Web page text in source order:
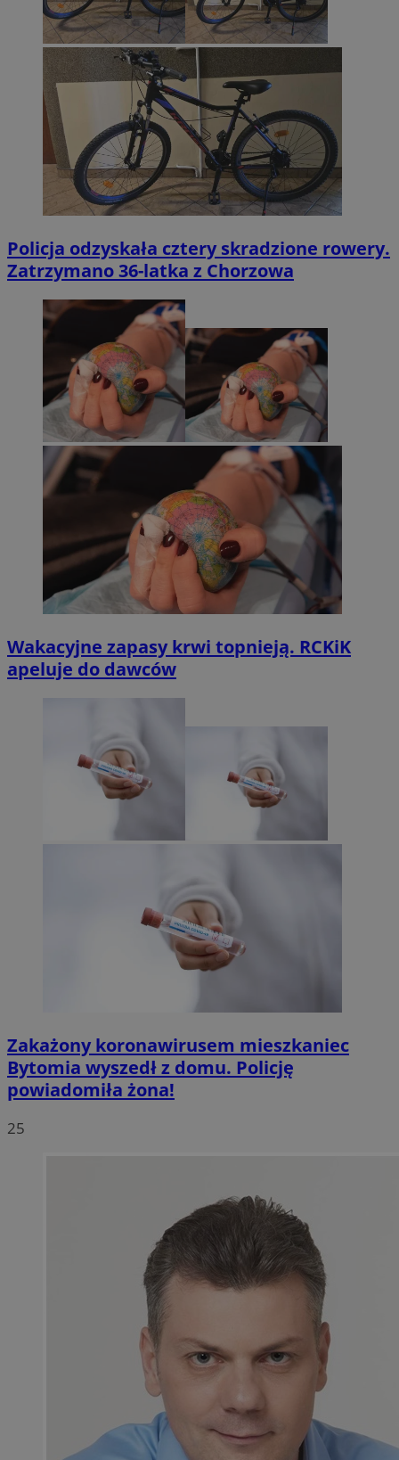
Policja odzyskała cztery skradzione rowery.
Zatrzymano 36-latka z Chorzowa
Wakacyjne zapasy krwi topnieją. RCKiK
apeluje do dawców
Zakażony koronawirusem mieszkaniec
Bytomia wyszedł z domu. Policję
powiadomiła żona!
25